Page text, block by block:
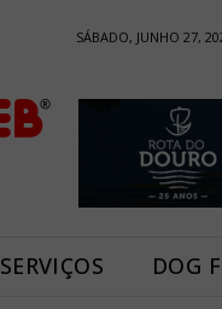
SÁBADO, JUNHO 27,
SERVIÇOS DOG